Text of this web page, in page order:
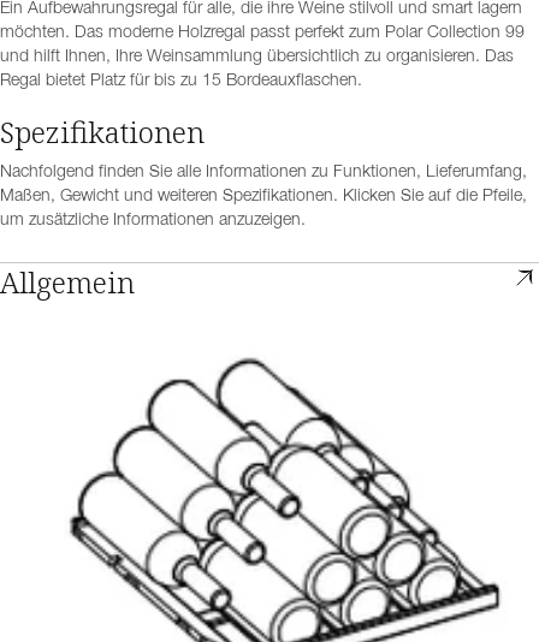
Ein Aufbewahrungsregal für alle, die ihre Weine stilvoll und smart lagern
möchten. Das moderne Holzregal passt perfekt zum Polar Collection 99
und hilft Ihnen, Ihre Weinsammlung übersichtlich zu organisieren. Das
Regal bietet Platz für bis zu 15 Bordeauxflaschen.
Spezifikationen
Nachfolgend finden Sie alle Informationen zu Funktionen, Lieferumfang,
Maßen, Gewicht und weiteren Spezifikationen. Klicken Sie auf die Pfeile,
um zusätzliche Informationen anzuzeigen.
Allgemein